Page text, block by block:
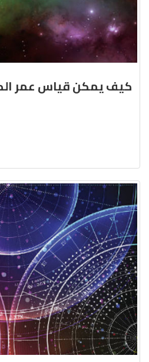
كيف يمكن قياس عمر